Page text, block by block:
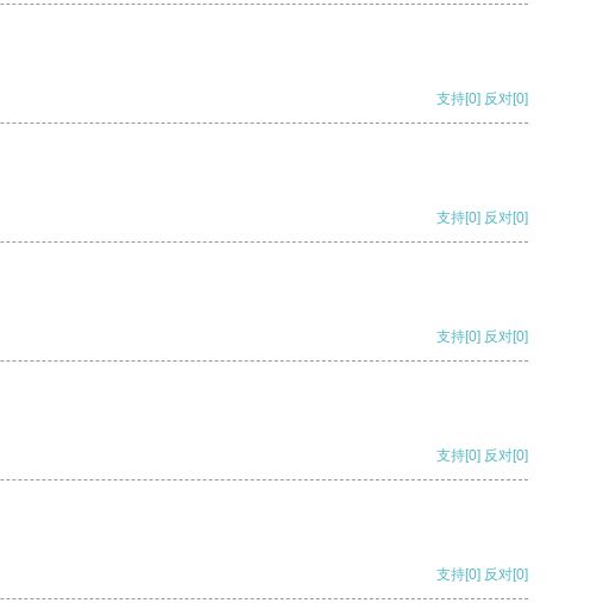
支持[0] 反对[0]
支持[0] 反对[0]
支持[0] 反对[0]
支持[0] 反对[0]
支持[0] 反对[0]